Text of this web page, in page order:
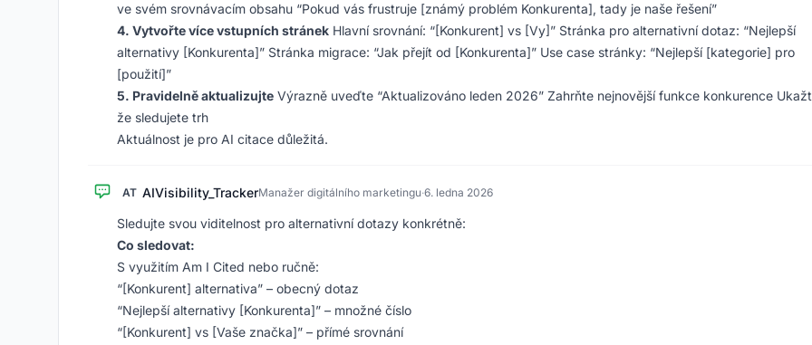
ve svém srovnávacím obsahu “Pokud vás frustruje [známý problém Konkurenta], tady je naše řešení”
4. Vytvořte více vstupních stránek Hlavní srovnání: “[Konkurent] vs [Vy]” Stránka pro alternativní dotaz: “Nejlepší
alternativy [Konkurenta]” Stránka migrace: “Jak přejít od [Konkurenta]” Use case stránky: “Nejlepší [kategorie] pro
[použití]”
5. Pravidelně aktualizujte Výrazně uveďte “Aktualizováno leden 2026” Zahrňte nejnovější funkce konkurence
že sledujete trh
Aktuálnost je pro AI citace důležitá.
AT AIVisibility_TrackerManažer digitálního marketingu·6. ledna 2026
Sledujte svou viditelnost pro alternativní dotazy konkrétně:
Co sledovat:
S využitím Am I Cited nebo ručně:
“[Konkurent] alternativa” – obecný dotaz
“Nejlepší alternativy [Konkurenta]” – množné číslo
“[Konkurent] vs [Vaše značka]” – přímé srovnání